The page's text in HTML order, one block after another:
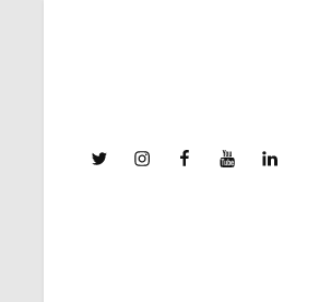
X InstagramFacebookYouTubeLinkedin